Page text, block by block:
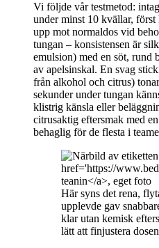
Vi följde vår testmetod:
under minst 10 kvällar,
upp mot normaldos vid
tungan – konsistensen är
emulsion) med en söt, rund
av apelsinskal. En svag
från alkohol och citrus)
sekunder under tungan
klistrig känsla eller
citrusaktig eftersmak med
behaglig för de flesta i
Här syns det rena,
upplevde gav
klar utan kemisk
lätt att finjustera